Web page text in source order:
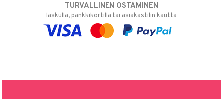
TURVALLINEN OSTAMINEN
laskulla, pankkikortilla tai asiakastilin kautta